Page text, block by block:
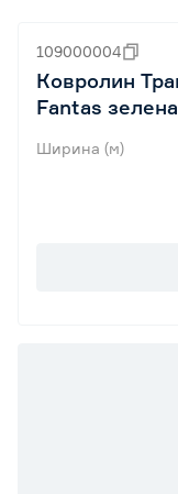
109000004
Ковролин
Fantas
Ширина (м)